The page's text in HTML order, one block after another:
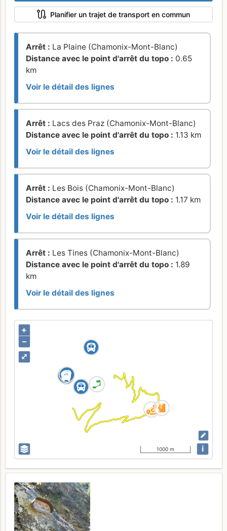
Planifier un trajet de transport en commun
Arrêt : La Plaine (Chamonix-Mont-Blanc)
Distance avec le point d'arrêt du topo : 0.65
km
Voir le détail des lignes
Arrêt : Lacs des Praz (Chamonix-Mont-Blanc)
Distance avec le point d'arrêt du topo : 1.13 km
Voir le détail des lignes
Arrêt : Les Bois (Chamonix-Mont-Blanc)
Distance avec le point d'arrêt du topo : 1.17 km
Voir le détail des lignes
Arrêt : Les Tines (Chamonix-Mont-Blanc)
Distance avec le point d'arrêt du topo : 1.89
km
Voir le détail des lignes
⤢
+
–
1000 m i